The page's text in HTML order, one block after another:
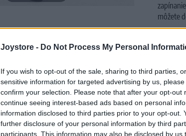
Joystore - Do Not Process My Personal
If you wish to opt-out of the sale, sharing to third parties,
sensitive information for targeted advertising by us,
confirm your selection. Please note that after your opt-out
continue seeing interest-based ads based on personal
information disclosed to third parties prior to your opt-out.
further disclosure of your personal information by third
participants. This information may also be disclosed by us
môžete
Približná
Materiál: